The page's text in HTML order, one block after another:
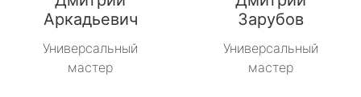
Аркадьевич
Универсальный
мастер
Зарубов
Универсальный
мастер